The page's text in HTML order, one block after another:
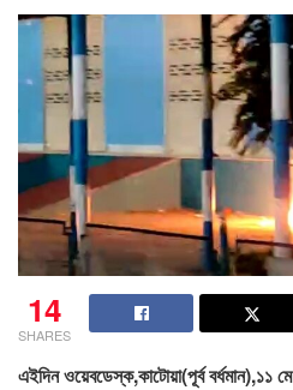
14
SHARES
এইদিন ওয়েবডেস্ক,কাটোয়া(পূর্ব বর্ধমান),১১